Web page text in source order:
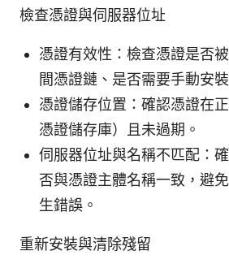
檢查憑證與伺服器位址
憑證有效性：檢查憑證是否
間憑證鏈、是否需要手動安
憑證儲存位置：確認憑證在
憑證儲存庫）且未過期。
伺服器位址與名稱不匹配：
否與憑證主體名稱一致，避
生錯誤。
重新安裝與清除殘留